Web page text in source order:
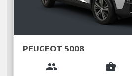
PEUGEOT 5008
group business_center